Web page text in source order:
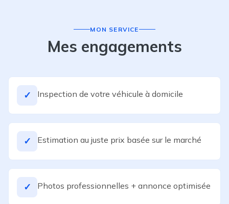
MON SERVICE
Mes engagements
✓ Inspection de votre véhicule à domicile
✓ Estimation au juste prix basée sur le marché
✓ Photos professionnelles + annonce optimisée